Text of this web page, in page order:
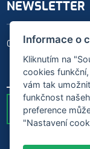
NEWSLETTER
Odebírejte naše
Informace o
Kliknutím na
cookies
vám tak
funkčnost
preference
"Nastavení